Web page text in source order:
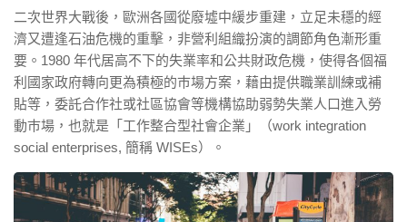
二次世界大戰後，歐洲各國從廢墟中緩步重建，立足未穩的經
濟又遭逢石油危機的重擊，非營利組織扮演的調節角色漸形重
要。1980 年代居高不下的失業率和公共財政危機，使得各個福
利國家政府轉向更為積極的巿場方案，藉由提供職業訓練或補
貼等，委託合作社或社區協會等機構協助弱勢失業人口進入勞
動巿場，也就是「工作整合型社會企業」（work integration
social enterprises, 簡稱 WISEs）。